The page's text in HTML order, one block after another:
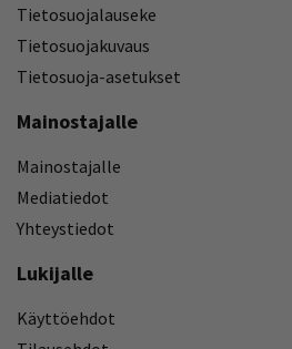
Tietosuojalauseke
Tietosuojakuvaus
Tietosuoja-asetukset
Mainostajalle
Mainostajalle
Mediatiedot
Yhteystiedot
Lukijalle
Käyttöehdot